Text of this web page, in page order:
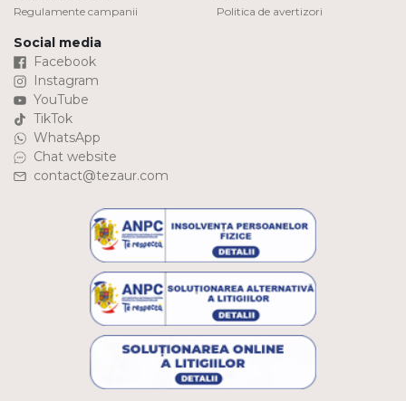
Regulamente campanii
Politica de avertizori
Social media
Facebook
Instagram
YouTube
TikTok
WhatsApp
Chat website
contact@tezaur.com